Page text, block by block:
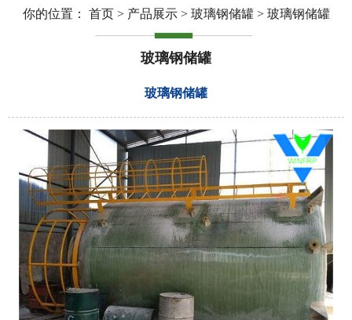
你的位置： 首页> 产品展示> 玻璃钢储罐> 玻璃钢储罐
玻璃钢储罐
玻璃钢储罐